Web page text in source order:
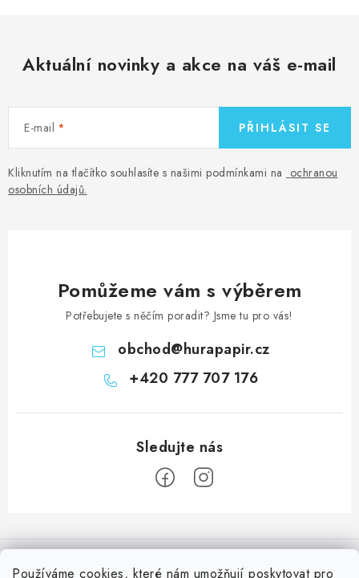
Používáme cookies, které nám umožňují poskytovat pro
Aktuální novinky a akce na váš e-mail
E-mail
Kliknutím na tlačítko souhlasíte s našimi podmínkami na ochranou
osobních údajů.
PŘIHLÁSIT SE
Pomůžeme vám s výběrem
Potřebujete s něčím poradit? Jsme tu pro vás!
obchod@hurapapir.cz
+420 777 707 176
á